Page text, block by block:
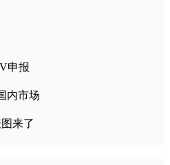
申报
内市场
来了